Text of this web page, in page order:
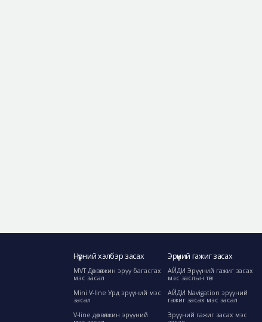
Нүүрний хэлбэр засах
MVT Дөрвөлжин эрүү багасгах
мэс засал
Mini V-line Урд эрүүний мэс
засал
V-line дөрвөлжин эрүүний
Эрүүний гажиг засах
АЙДИ Эрүүний гажиг засах
мэс заслын төв
АЙДИ Navigation эрүүний
гажиг засах мэс засал
Эрүүний гажиг засах мэс